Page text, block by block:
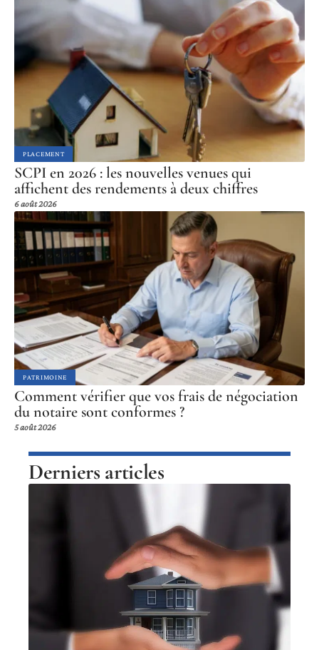
PLACEMENT
SCPI en 2026 : les nouvelles venues qui
affichent des rendements à deux chiffres
6 août 2026
PATRIMOINE
Comment vérifier que vos frais de négociation
du notaire sont conformes ?
5 août 2026
Derniers articles